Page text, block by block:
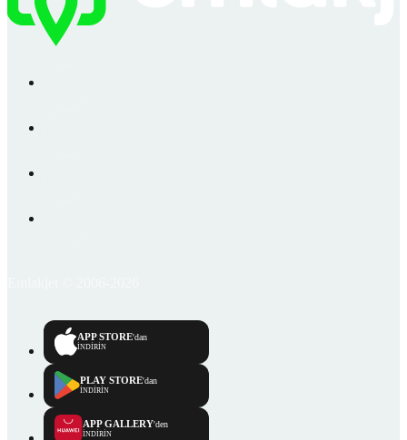
APP STORE'dan
İNDİRİN
PLAY STORE'dan
İNDİRİN
APP GALLERY'den
İNDİRİN